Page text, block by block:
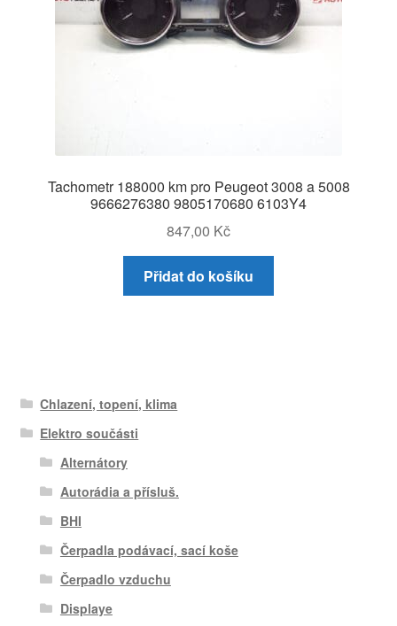
Tachometr 188000 km pro Peugeot 3008 a 5008
9666276380 9805170680 6103Y4
847,00 Kč
Přidat do košíku
Chlazení, topení, klima
Elektro součásti
Alternátory
Autorádia a přísluš.
BHI
Čerpadla podávací, sací koše
Čerpadlo vzduchu
Displaye